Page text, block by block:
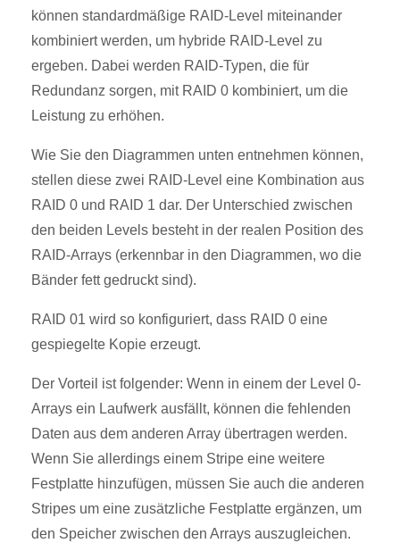
können standardmäßige RAID-Level miteinander
kombiniert werden, um hybride RAID-Level zu
ergeben. Dabei werden RAID-Typen, die für
Redundanz sorgen, mit RAID 0 kombiniert, um die
Leistung zu erhöhen.
Wie Sie den Diagrammen unten entnehmen können,
stellen diese zwei RAID-Level eine Kombination aus
RAID 0 und RAID 1 dar. Der Unterschied zwischen
den beiden Levels besteht in der realen Position des
RAID-Arrays (erkennbar in den Diagrammen, wo die
Bänder fett gedruckt sind).
RAID 01 wird so konfiguriert, dass RAID 0 eine
gespiegelte Kopie erzeugt.
Der Vorteil ist folgender: Wenn in einem der Level 0-
Arrays ein Laufwerk ausfällt, können die fehlenden
Daten aus dem anderen Array übertragen werden.
Wenn Sie allerdings einem Stripe eine weitere
Festplatte hinzufügen, müssen Sie auch die anderen
Stripes um eine zusätzliche Festplatte ergänzen, um
den Speicher zwischen den Arrays auszugleichen.